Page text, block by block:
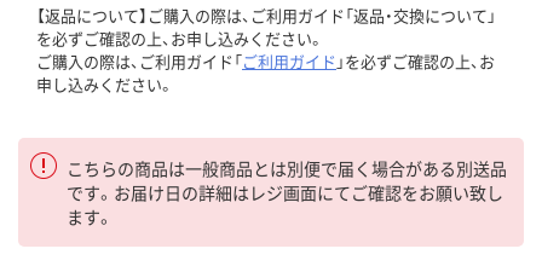
【返品について】ご購入の際は、ご利用ガイド「返品・交換について」
を必ずご確認の上、お申し込みください。
ご購入の際は、ご利用ガイド「ご利用ガイド 」を必ずご確認の上、お
申し込みください。
こちらの商品は一般商品とは別便で届く場合がある別送品
です。お届け日の詳細はレジ画面にてご確認をお願い致し
ます。